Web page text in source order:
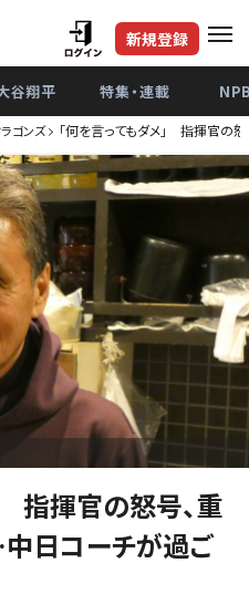
新規登録
谷翔平 特集・連載
ゴンズ 「何を言ってもダメ」 指揮官の
指揮官の怒号、重
日コーチが過ご